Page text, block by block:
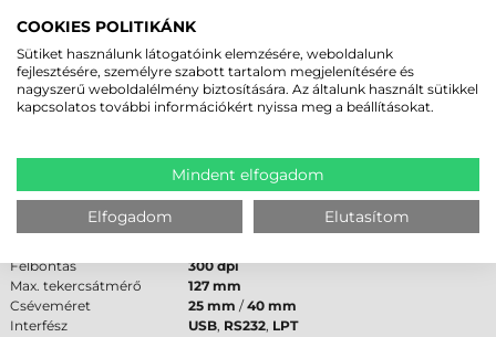
ZEBRA GT800 CÍMKENYOMTATÓ -
MŰSZAKI PARAMÉTEREK
Az alábbi táblázat összefoglalja aZebra GT800 címkenyomtató
Felbontás
300 dpi
Max. tekercsátmérő
127 mm
Cséveméret
25 mm /40 mm
Interfész
USB, RS232, LPT
COOKIES POLITIKÁNK
Sütiket használunk látogatóink elemzésére, weboldalunk
fejlesztésére, személyre szabott tartalom megjelenítésére és
nagyszerű weboldalélmény biztosítására. Az általunk használt sütikkel
kapcsolatos további információkért nyissa meg a beállításokat.
Mindent elfogadom
Elfogadom Elutasítom